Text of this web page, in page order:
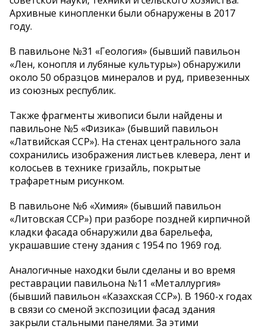
Архивные кинопленки были обнаружены в 2017
году.
В павильоне №31 «Геология» (бывший павильон
«Лен, конопля и лубяные культуры») обнаружили
около 50 образцов минералов и руд, привезенных
из союзных республик.
Также фрагменты живописи были найдены и
павильоне №5 «Физика» (бывший павильон
«Латвийская ССР»). На стенах центрального зала
сохранились изображения листьев клевера, лент и
колосьев в технике гризайль, покрытые
трафаретным рисунком.
В павильоне №6 «Химия» (бывший павильон
«Литовская ССР») при разборе поздней кирпичной
кладки фасада обнаружили два барельефа,
украшавшие стену здания с 1954 по 1969 год.
Аналогичные находки были сделаны и во время
реставрации павильона №11 «Металлургия»
(бывший павильон «Казахская ССР»). В 1960-х годах
в связи со сменой экспозиции фасад здания
закрыли стальными панелями. За этими